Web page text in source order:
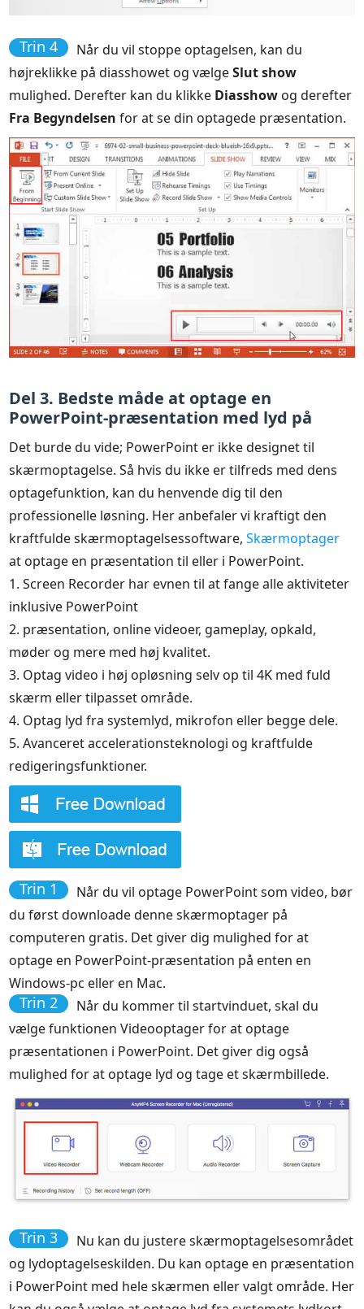
Trin 4
Når du vil stoppe optagelsen, kan du
højreklikke på diasshowet og vælgeSlut show
mulighed. Derefter kan du klikke Diasshow og derefter
Fra Begyndelsen for at se din optagede præsentation.
Del 3. Bedste måde at optage en
PowerPoint-præsentation med lyd på
Det burde du vide; PowerPoint er ikke designet til
skærmoptagelse. Så hvis du ikke er tilfreds med dens
optagefunktion, kan du henvende dig til den
professionelle løsning. Her anbefaler vi kraftigt den
kraftfulde skærmoptagelsessoftware,Skærmoptager
at optage en præsentation til eller i PowerPoint.
1. Screen Recorder har evnen til at fange alle aktiviteter
inklusive PowerPoint
2. præsentation, online videoer, gameplay, opkald,
møder og mere med høj kvalitet.
3. Optag video i høj opløsning selv op til 4K med fuld
skærm eller tilpasset område.
4. Optag lyd fra systemlyd, mikrofon eller begge dele.
5. Avanceret accelerationsteknologi og kraftfulde
redigeringsfunktioner.
Trin 1
Når du vil optage PowerPoint som video, bør
du først downloade denne skærmoptager på
computeren gratis. Det giver dig mulighed for at
optage en PowerPoint-præsentation på enten en
Windows-pc eller en Mac.
Trin 2
Når du kommer til startvinduet, skal du
vælge funktionen Videooptager for at optage
præsentationen i PowerPoint. Det giver dig også
mulighed for at optage lyd og tage et skærmbillede.
Trin 3
Nu kan du justere skærmoptagelsesområdet
og lydoptagelseskilden. Du kan optage en præsentation
i PowerPoint med hele skærmen eller valgt område. Her